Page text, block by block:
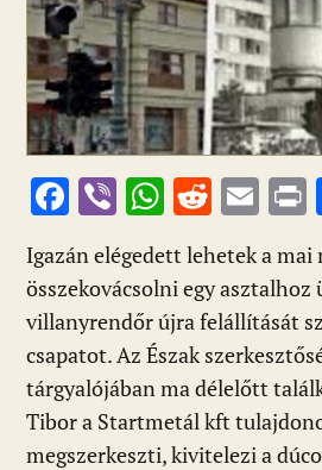
F
ac
e
b
o
o
k
Vi
b
er
W
at
s
A
p
p
R
d
di
t
E
ai
l
in
t
Igazán elégedett lehetek a mai
összekovácsolni egy asztalhoz
villanyrendőr újra felállítását
csapatot. Az Észak
tárgyalójában ma délelőtt
Tibor a Startmetál kft
megszerkeszti, kivitelezi a